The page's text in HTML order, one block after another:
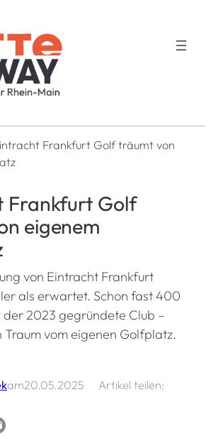
Frankfurt Golf träumt von
Frankfurt Golf
eigenem
von Eintracht Frankfurt
als erwartet. Schon fast 400
2023 gegründete Club –
Traum vom eigenen Golfplatz.
am20.05.2025 Artikel teilen:
teilen